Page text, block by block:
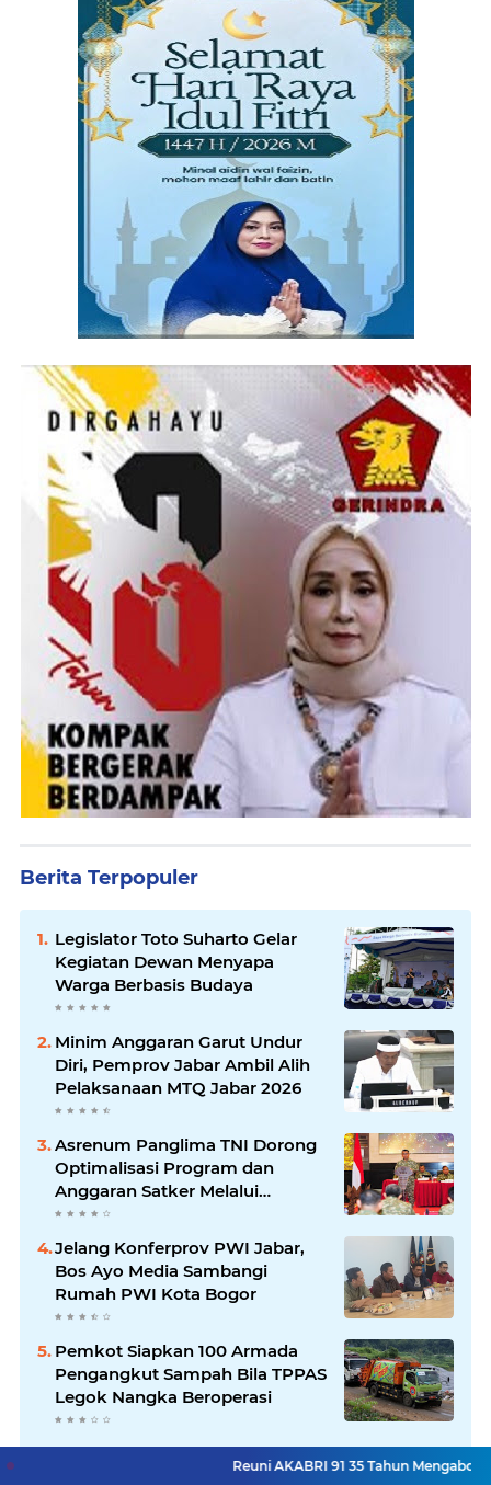
Berita Terpopuler
Legislator Toto Suharto Gelar
Kegiatan Dewan Menyapa
Warga Berbasis Budaya
Minim Anggaran Garut Undur
Diri, Pemprov Jabar Ambil Alih
Pelaksanaan MTQ Jabar 2026
Asrenum Panglima TNI Dorong
Optimalisasi Program dan
Anggaran Satker Melalui
Evaluasi Kinerja
Jelang Konferprov PWI Jabar,
Bos Ayo Media Sambangi
Rumah PWI Kota Bogor
Pemkot Siapkan 100 Armada
Pengangkut Sampah Bila TPPAS
Legok Nangka Beroperasi
Lihat Selengkapnya
Reuni AKABRI 91 35 Tahun Mengabdi Untuk Negeri